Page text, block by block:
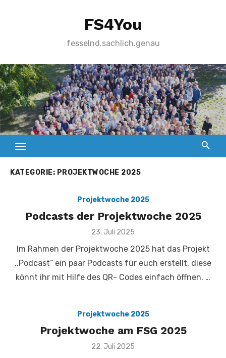
FS4You
fesselnd.sachlich.genau
KATEGORIE: PROJEKTWOCHE 2025
Projektwoche 2025
Podcasts der Projektwoche 2025
Veröffentlicht
23. Juli 2025
Im Rahmen der Projektwoche 2025 hat das Projekt
,,Podcast“ ein paar Podcasts für euch erstellt, diese
könnt ihr mit Hilfe des QR- Codes einfach öffnen. …
Projektwoche 2025
Projektwoche am FSG 2025
Veröffentlicht
22. Juli 2025